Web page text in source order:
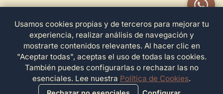
Legales
Política de Privacidad
Política de Cookies
Configuración de Cookies
Términos de Servicio
Contacto
Usamos cookies propias y de terceros para mejorar tu
experiencia, realizar análisis de navegación y
mostrarte contenidos relevantes. Al hacer clic en
"Aceptar todas", aceptas el uso de todas las cookies.
También puedes configurarlas o rechazar las no
esenciales. Lee nuestra Política de Cookies.